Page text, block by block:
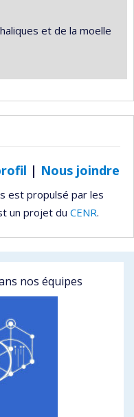
et de la moelle
| Nous joindre
est propulsé par les
un projet du CENR.
nos équipes